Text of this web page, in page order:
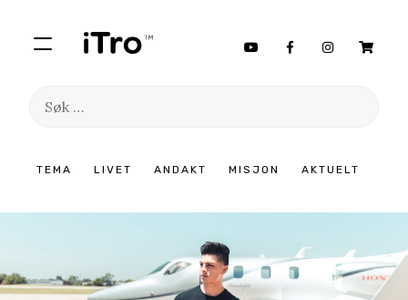
TEMA LIVET ANDAKT MISJON AKTUELT
Søk
innhold